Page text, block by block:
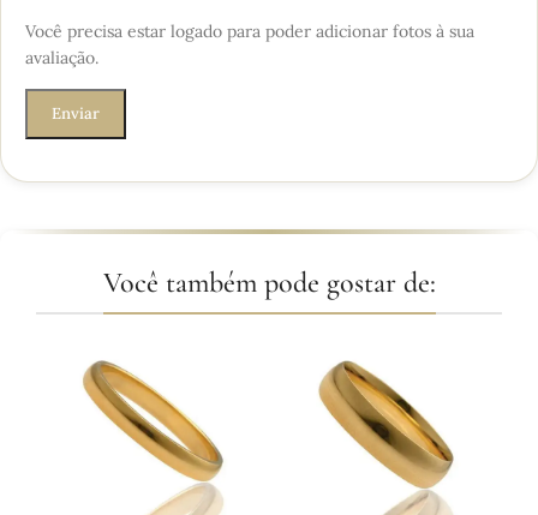
Você precisa estar logado para poder adicionar fotos à sua
avaliação.
Você também pode gostar de: